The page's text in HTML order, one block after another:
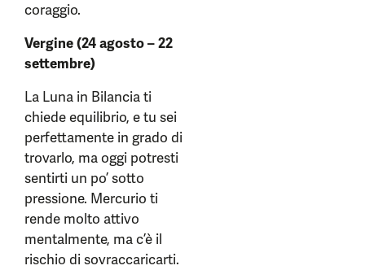
coraggio.
Vergine (24 agosto – 22
settembre)
La Luna in Bilancia ti
chiede equilibrio, e tu sei
perfettamente in grado di
trovarlo, ma oggi potresti
sentirti un po’ sotto
pressione. Mercurio ti
rende molto attivo
mentalmente, ma c’è il
rischio di sovraccaricarti.